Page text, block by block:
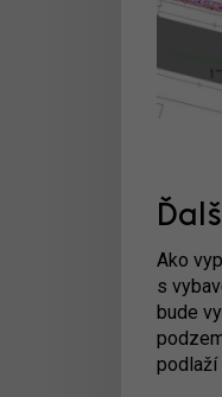
Ako
s
bude
podlaží